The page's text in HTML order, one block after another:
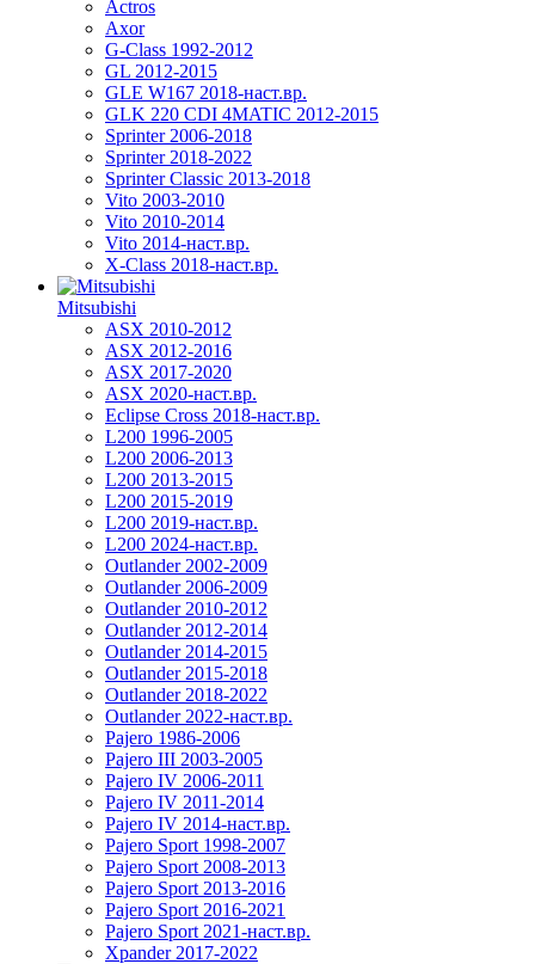
Actros
Axor
G-Class 1992-2012
GL 2012-2015
GLE W167 2018-наст.вр.
GLK 220 CDI 4MATIC 2012-2015
Sprinter 2006-2018
Sprinter 2018-2022
Sprinter Classic 2013-2018
Vito 2003-2010
Vito 2010-2014
Vito 2014-наст.вр.
X-Class 2018-наст.вр.
Mitsubishi
ASX 2010-2012
ASX 2012-2016
ASX 2017-2020
ASX 2020-наст.вр.
Eclipse Cross 2018-наст.вр.
L200 1996-2005
L200 2006-2013
L200 2013-2015
L200 2015-2019
L200 2019-наст.вр.
L200 2024-наст.вр.
Outlander 2002-2009
Outlander 2006-2009
Outlander 2010-2012
Outlander 2012-2014
Outlander 2014-2015
Outlander 2015-2018
Outlander 2018-2022
Outlander 2022-наст.вр.
Pajero 1986-2006
Pajero III 2003-2005
Pajero IV 2006-2011
Pajero IV 2011-2014
Pajero IV 2014-наст.вр.
Pajero Sport 1998-2007
Pajero Sport 2008-2013
Pajero Sport 2013-2016
Pajero Sport 2016-2021
Pajero Sport 2021-наст.вр.
Xpander 2017-2022